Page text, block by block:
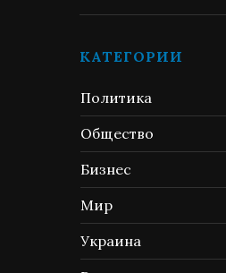
КАТЕГОРИИ
Политика
Общество
Бизнес
Мир
Украина